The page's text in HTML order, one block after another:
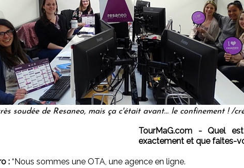
soudée de Resaneo, mais ça c'était avant... le confinement ! /
TourMaG.com - Quel
exactement et que faites-
: “Nous sommes une OTA, une agence en ligne.